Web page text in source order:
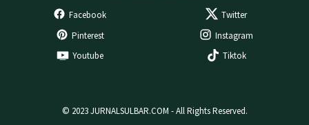
Facebook
Twitter
Pinterest
Instagram
Youtube
Tiktok
© 2023 JURNALSULBAR.COM - All Rights Reserved.